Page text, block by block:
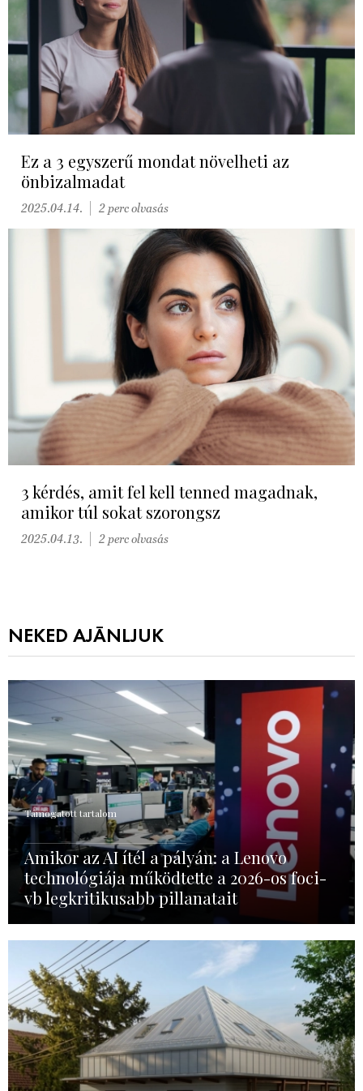
Ez a 3 egyszerű mondat növelheti az
önbizalmadat
2025.04.14. 2 perc olvasás
3 kérdés, amit fel kell tenned magadnak,
amikor túl sokat szorongsz
2025.04.13. 2 perc olvasás
NEKED AJÁNLJUK
Támogatott tartalom
Amikor az AI ítél a pályán: a Lenovo
technológiája működtette a 2026-os foci-
vb legkritikusabb pillanatait